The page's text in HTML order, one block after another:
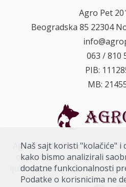
Naš sajt koristi "kolačiće" i
kako bismo analizirali
dodatne funkcionalnosti
Podatke o korisnicima ne
Agro Pet
Beogradska 85 22304
063 / 810
PIB:
MB:
Agro Pet doo raspolaže
opreme za pse, mačke,
ljubimce. Sve proizvode